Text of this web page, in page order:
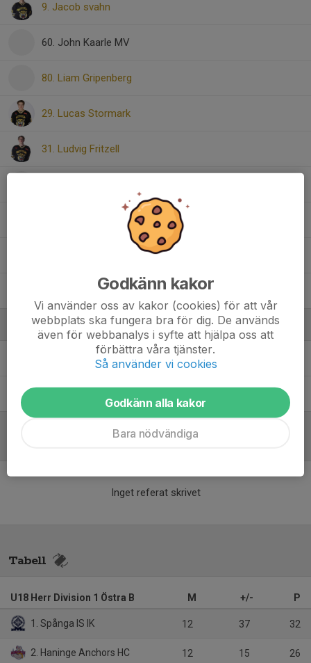
9. Jacob svahn
60. John Kaarle MV
80. Liam Gripenberg
29. Lucas Stormark
31. Ludvig Fritzell
32. Victor S Löfvenmark
69. Vilgot Erlandsson
Ledare
Anders Fritzell Tränare
Inget referat skrivet
Tabell
U18 Herr Division 1 Östra B M +/- P
1. Spånga IS IK 12 37 32
2. Haninge Anchors HC 12 15 26
Godkänn kakor
Vi använder oss av kakor (cookies) för att vår
webbplats ska fungera bra för dig. De används
även för webbanalys i syfte att hjälpa oss att
förbättra våra tjänster.
Så använder vi cookies
Godkänn alla kakor
Bara nödvändiga